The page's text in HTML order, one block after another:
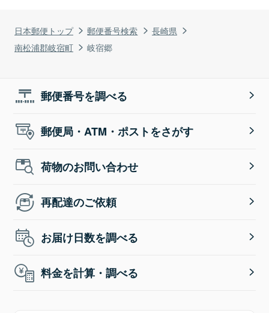
日本郵便トップ 郵便番号検索
長崎県
南松浦郡岐宿町
岐宿郷
郵便番号を調べる
郵便局・ATM・ポストをさがす
荷物のお問い合わせ
再配達のご依頼
お届け日数を調べる
料金を計算・調べる